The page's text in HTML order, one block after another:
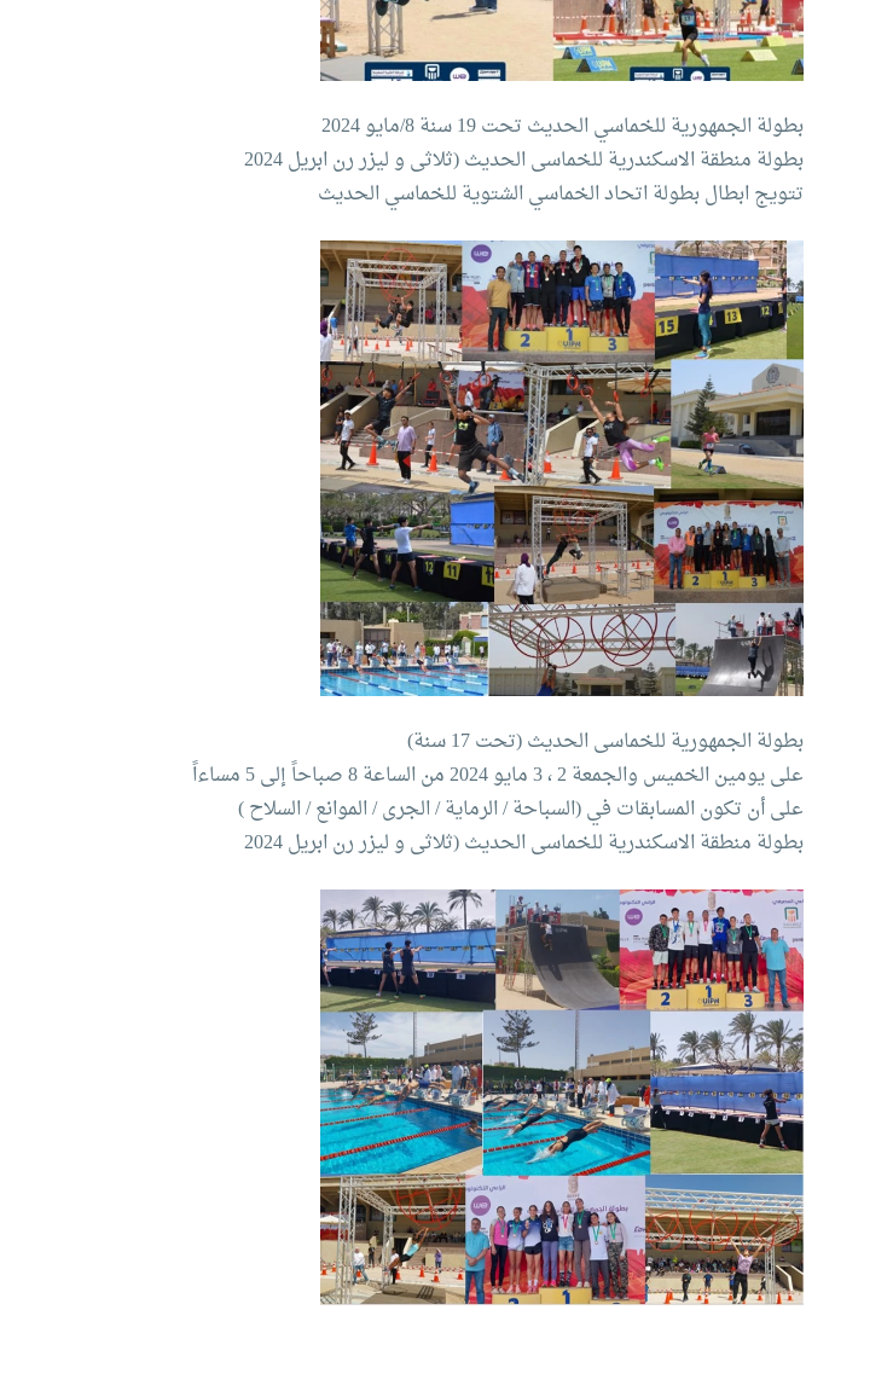
بطولة الجمهورية للخماسي الحديث تحت 19 سنة 8/مايو 2024
بطولة منطقة الاسكندرية للخماسى الحديث (ثلاثى و ليزر رن ابريل 2024‏
تتويج ابطال بطولة اتحاد الخماسي الشتوية للخماسي الحديث
بطولة الجمهورية للخماسى الحديث (تحت 17 سنة)
على يومين الخميس والجمعة 2 ، 3 مايو 2024 من الساعة 8 صباحاً إلى 5 مساءاً
على أن تكون المسابقات في (السباحة / الرماية / الجرى / الموانع / السلاح )
بطولة منطقة الاسكندرية للخماسى الحديث (ثلاثى و ليزر رن ابريل 2024‏